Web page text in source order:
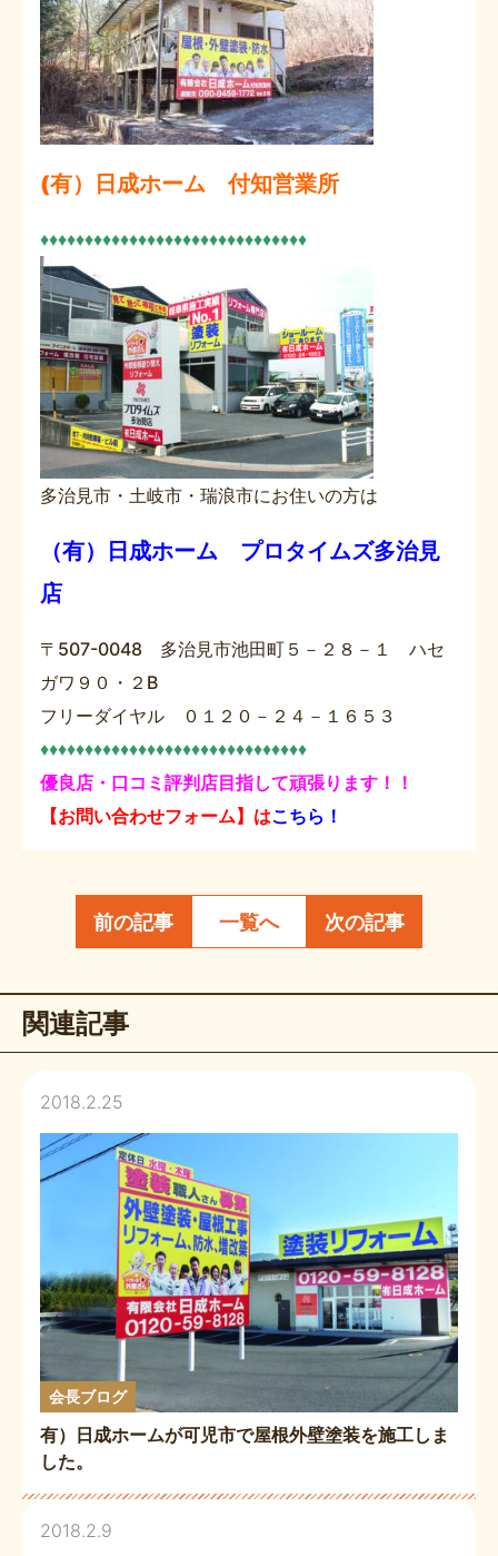
(有）日成ホーム 付知営業所
♦♦♦♦♦♦♦♦♦♦♦♦♦♦♦♦♦♦♦♦♦♦♦♦♦♦♦♦♦♦
多治見市・土岐市・瑞浪市にお住いの方は
（有）日成ホーム プロタイムズ多治見
店
〒507-0048 多治見市池田町５－２８－１ ハセ
ガワ９０・２B
フリーダイヤル ０１２０－２４－１６５３
♦♦♦♦♦♦♦♦♦♦♦♦♦♦♦♦♦♦♦♦♦♦♦♦♦♦♦♦♦♦
優良店・口コミ評判店目指して頑張ります！！
【お問い合わせフォーム】はこちら！
前の記事 一覧へ 次の記事
関連記事
2018.2.25
会長ブログ
有）日成ホームが可児市で屋根外壁塗装を施工しま
した。
2018.2.9